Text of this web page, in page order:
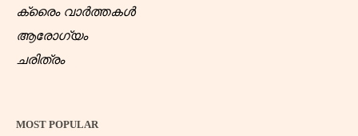
ക്രൈം വാർത്തകൾ
ആരോഗ്യം
ചരിത്രം
MOST POPULAR